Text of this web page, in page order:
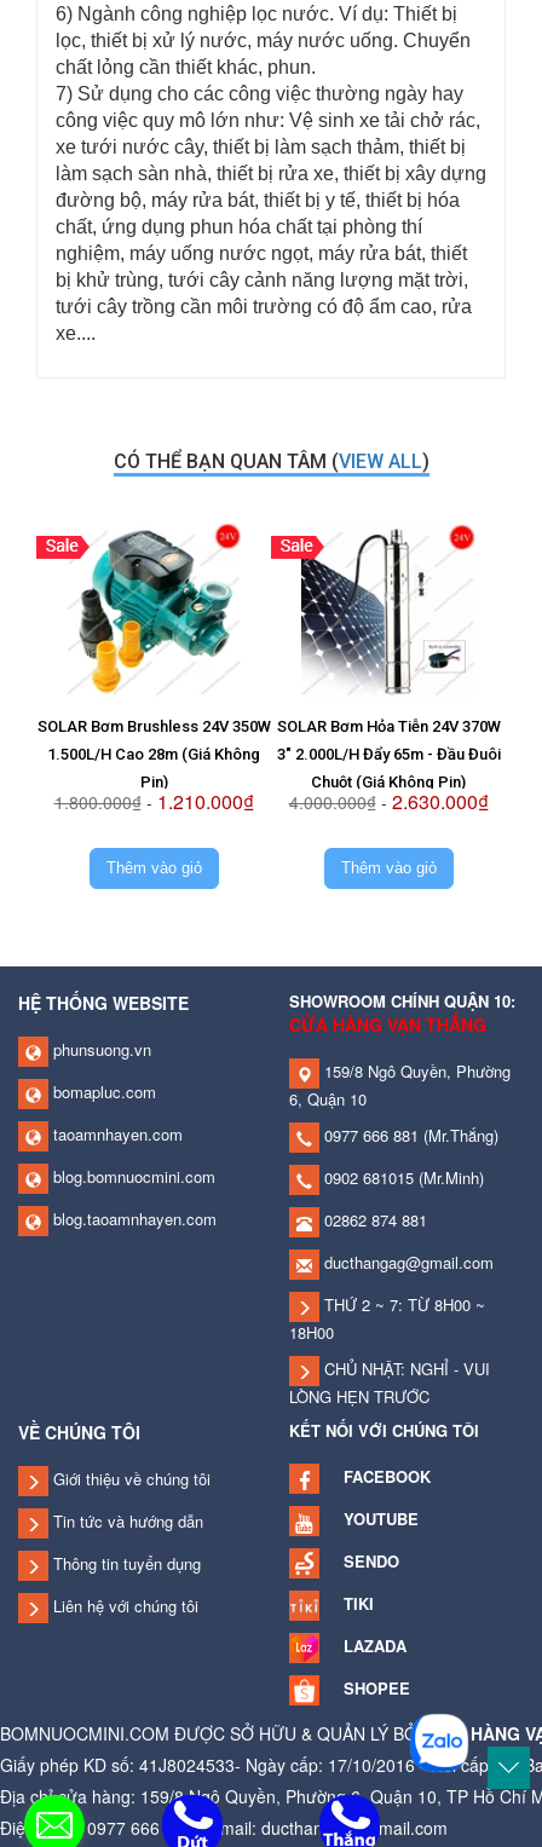
6) Ngành công nghiệp lọc nước. Ví dụ: Thiết bị
lọc, thiết bị xử lý nước, máy nước uống. Chuyển
chất lỏng cần thiết khác, phun.
7) Sử dụng cho các công việc thường ngày hay
công việc quy mô lớn như: Vệ sinh xe tải chở rác,
xe tưới nước cây, thiết bị làm sạch thảm, thiết bị
làm sạch sàn nhà, thiết bị rửa xe, thiết bị xây dựng
đường bộ, máy rửa bát, thiết bị y tế, thiết bị hóa
chất, ứng dụng phun hóa chất tại phòng thí
nghiệm, máy uống nước ngọt, máy rửa bát, thiết
bị khử trùng, tưới cây cảnh năng lượng mặt trời,
tưới cây trồng cần môi trường có độ ẩm cao, rửa
xe....
CÓ THỂ BẠN QUAN TÂM (VIEW ALL)
SOLAR Bơm Brushless 24V 350W
1.500L/H Cao 28m (Giá Không
Pin)
1.800.000₫- 1.210.000₫
Thêm vào giỏ
SOLAR Bơm Hỏa Tiễn 24V 370W
3" 2.000L/H Đẩy 65m - Đầu Đuôi
Chuột (Giá Không Pin)
4.000.000₫- 2.630.000₫
Thêm vào giỏ
HỆ THỐNG WEBSITE
phunsuong.vn
bomapluc.com
taoamnhayen.com
blog.bomnuocmini.com
blog.taoamnhayen.com
SHOWROOM CHÍNH QUẬN 10:
CỬA HÀNG VẠN THẮNG
159/8 Ngô Quyền, Phường
6, Quận 10
0977 666 881 (Mr.Thắng)
0902 681015 (Mr.Minh)
02862 874 881
ducthangag@gmail.com
THỨ 2 ~ 7: TỪ 8H00 ~
18H00
CHỦ NHẬT: NGHỈ - VUI
LÒNG HẸN TRƯỚC
VỀ CHÚNG TÔI
Giới thiệu về chúng tôi
Tin tức và hướng dẫn
Thông tin tuyển dụng
Liên hệ với chúng tôi
KẾT NỐI VỚI CHÚNG TÔI
FACEBOOK
YOUTUBE
SENDO
TIKI
LAZADA
SHOPEE
BOMNUOCMINI.COM ĐƯỢC SỞ HỮU & QUẢN LÝ BỞICỬA HÀNG
Giấy phép KD số: 41J8024533- Ngày cấp: 17/10/2016 - Nơi cấp: Ủy
Địa chỉ cửa hàng: 159/8 Ngô Quyền, Phường 6, Quận 10, TP Hồ Chí
Điện thoại: 0977 666 881 - Email: ducthangag@gmail.com